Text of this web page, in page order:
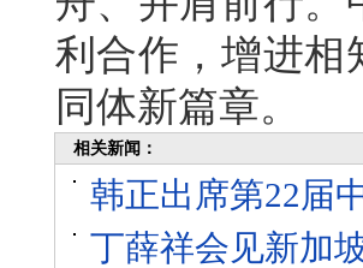
利合作，增进相
同体新篇章。
相关新闻：
韩正出席第22届
丁薛祥会见新加